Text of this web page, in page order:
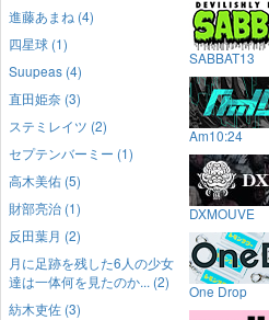
進藤あまね (4)
四星球 (1)
Suupeas (4)
直田姫奈 (3)
ステミレイツ (2)
セプテンバーミー (1)
高木美佑 (5)
財部亮治 (1)
反田葉月 (2)
月に足跡を残した6人の少女
達は一体何を見たのか... (2)
紡木吏佐 (3)
SABBAT13
Am10:24
DXMOUVE
One Drop